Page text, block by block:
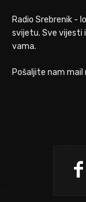
Radio Srebrenik -
svijetu. Sve vijesti
vama.
Pošaljite nam mail